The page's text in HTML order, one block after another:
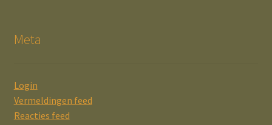
Meta
Login
Vermeldingen feed
Reacties feed